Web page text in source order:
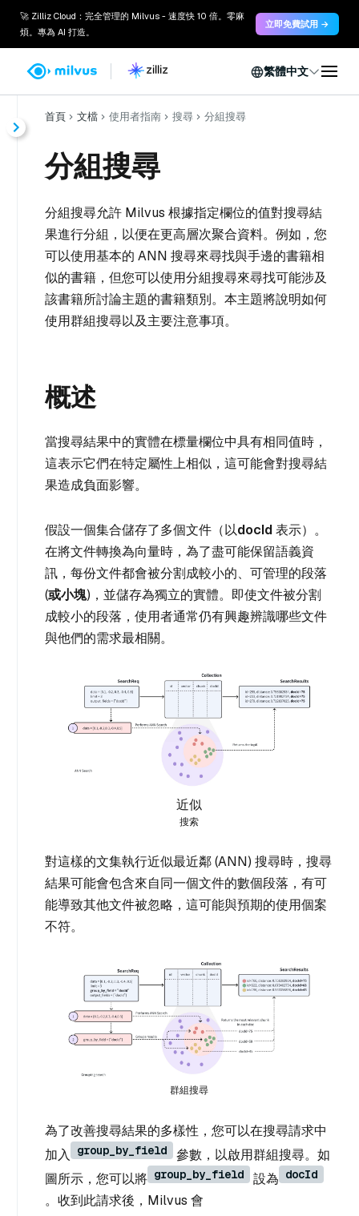
🚀 Zilliz Cloud：完全管理的 Milvus - 速度快 10 倍。零麻
煩。專為 AI 打造。
立即免費試用 →
繁體中文
首頁 文檔 使用者指南 搜尋 分組搜尋
分組搜尋
分組搜尋允許 Milvus 根據指定欄位的值對搜尋結
果進行分組，以便在更高層次聚合資料。例如，您
可以使用基本的 ANN 搜尋來尋找與手邊的書籍相
似的書籍，但您可以使用分組搜尋來尋找可能涉及
該書籍所討論主題的書籍類別。本主題將說明如何
使用群組搜尋以及主要注意事項。
概述
當搜尋結果中的實體在標量欄位中具有相同值時，
這表示它們在特定屬性上相似，這可能會對搜尋結
果造成負面影響。
假設一個集合儲存了多個文件（以docId表示）。
在將文件轉換為向量時，為了盡可能保留語義資
訊，每份文件都會被分割成較小的、可管理的段落
(或小塊)，並儲存為獨立的實體。即使文件被分割
成較小的段落，使用者通常仍有興趣辨識哪些文件
與他們的需求最相關。
近似
搜索
對這樣的文集執行近似最近鄰 (ANN) 搜尋時，搜尋
結果可能會包含來自同一個文件的數個段落，有可
能導致其他文件被忽略，這可能與預期的使用個案
不符。
群組搜尋
為了改善搜尋結果的多樣性，您可以在搜尋請求中
加入 group_by_field
參數，以啟用群組搜尋。如
圖所示，您可以將 group_by_field 設為 docId
。收到此請求後，Milvus 會